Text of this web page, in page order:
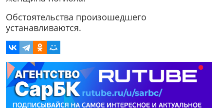
Обстоятельства произошедшего
устанавливаются.